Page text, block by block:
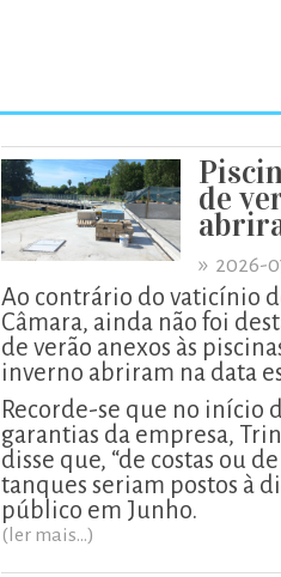
de
» 2026-
Ao contrário do vaticínio
Câmara, ainda não foi
de verão anexos às
inverno abriram na data
Recorde-se que no início
garantias da empresa,
disse que, “de costas ou
tanques seriam postos à
público em Junho.
(ler mais...)